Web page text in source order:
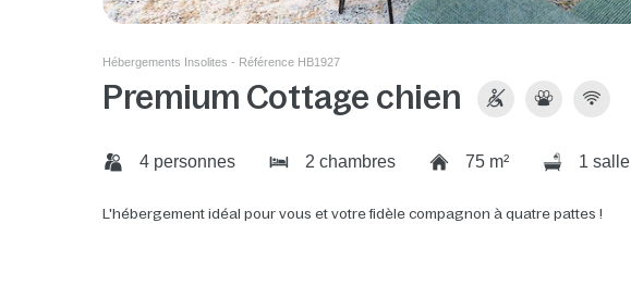
Hébergements Insolites - Référence HB1927
Premium Cottage chien
4 personnes 2 chambres 75 m² 1
L'hébergement idéal pour vous et votre fidèle compagnon à quatre pattes !